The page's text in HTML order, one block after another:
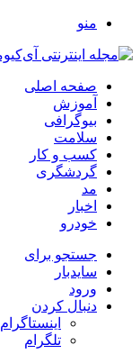
منو
صفحه اصلی
آموزش
بیوگرافی
سلامت
کسب و کار
گردشگری
مد
اخبار
خودرو
جستجو برای
سایدبار
ورود
دنبال کردن
اینستاگرام
تلگرام